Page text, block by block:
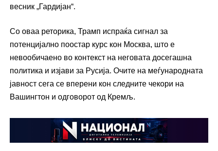
весник „Гардијан“.
Со оваа реторика, Трамп испраќа сигнал за
потенцијално поостар курс кон Москва, што е
невообичаено во контекст на неговата досегашна
политика и изјави за Русија. Очите на меѓународната
јавност сега се вперени кон следните чекори на
Вашингтон и одговорот од Кремљ.